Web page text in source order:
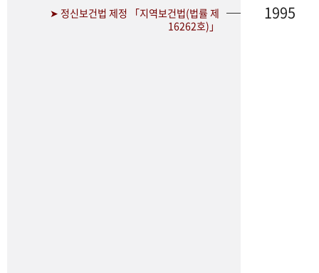
➤ 정신보건법 제정 「지역보건법(법률 제
16262호)」
1995